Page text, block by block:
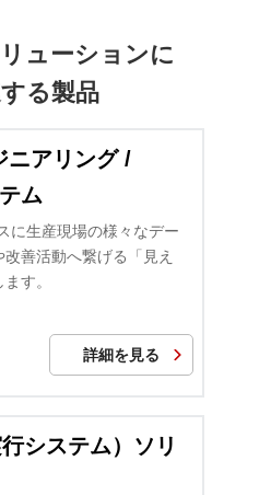
ューションに
る製品
ニアリング /
ム
に生産現場の様々なデー
善活動へ繋げる「見え
す。
詳細を見る
システム）ソリ